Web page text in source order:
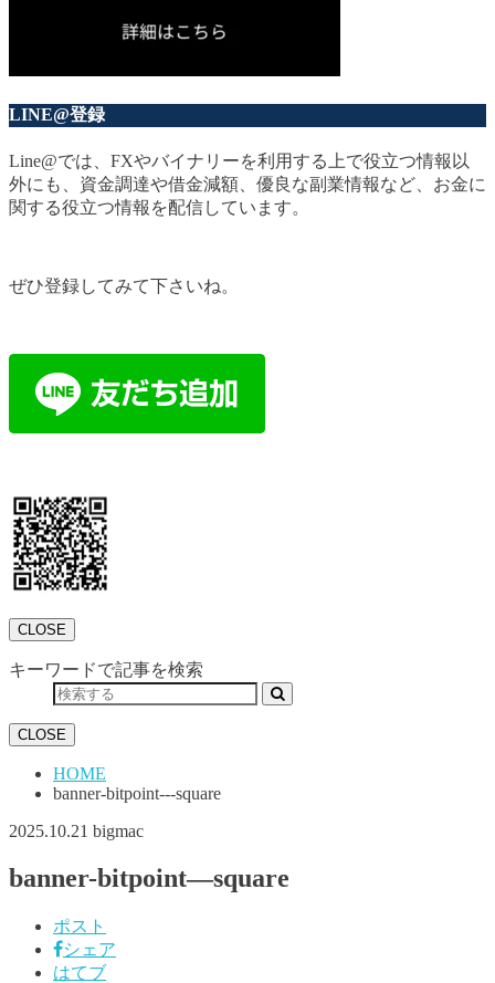
LINE@登録
Line@では、FXやバイナリーを利用する上で役立つ情報以
外にも、資金調達や借金減額、優良な副業情報など、お金に
関する役立つ情報を配信しています。
ぜひ登録してみて下さいね。
CLOSE
キーワードで記事を検索
CLOSE
HOME
banner-bitpoint---square
2025.10.21 bigmac
banner-bitpoint—square
ポスト
シェア
はてブ